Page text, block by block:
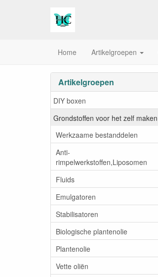
Home Artikelgroepen
Artikelgroepen
DIY boxen
Grondstoffen voor het zelf maken
Werkzaame bestanddelen
Anti-
rimpelwerkstoffen,Liposomen
Fluids
Emulgatoren
Stabilisatoren
Biologische plantenolie
Plantenolie
Vette oliën